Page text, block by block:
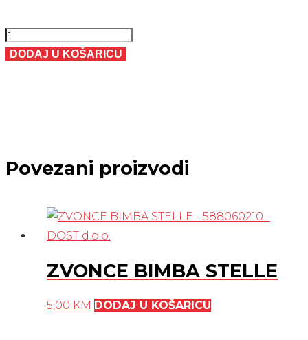
ELEKT.
ZVONCE
DODAJ U KOŠARICU
Povezani proizvodi
ZVONCE BIMBA STELLE
5,00 KM DODAJ U KOŠARICU